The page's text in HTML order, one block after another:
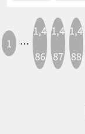
1 …
1,4
86
1,4
87
1,4
88